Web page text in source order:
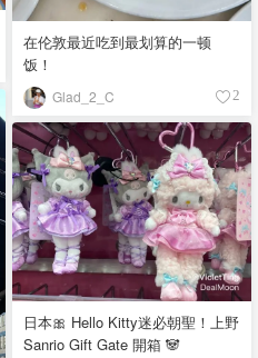
在伦敦最近吃到最划算的一顿
饭！
Glad_2_C 2
日本🎀 Hello Kitty迷必朝聖！上野
Sanrio Gift Gate 開箱 🐼